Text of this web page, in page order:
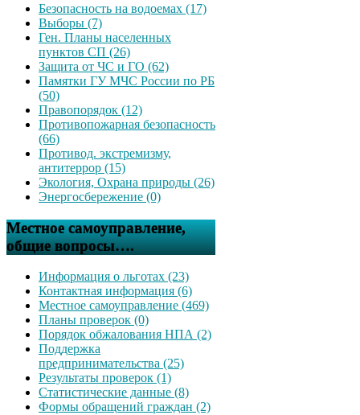
Безопасность на водоемах (17)
Выборы (7)
Ген. Планы населенных
пунктов СП (26)
Защита от ЧС и ГО (62)
Памятки ГУ МЧС России по РБ
(50)
Правопорядок (12)
Противопожарная безопасность
(66)
Противод. экстремизму,
антитеррор (15)
Экология, Охрана природы (26)
Энергосбережение (0)
Местное самоуправление,
общие вопросы….
Информация о льготах (23)
Контактная информация (6)
Местное самоуправление (469)
Планы проверок (0)
Порядок обжалования НПА (2)
Поддержка
предпринимательства (25)
Результаты проверок (1)
Статистические данные (8)
Формы обращений граждан (2)